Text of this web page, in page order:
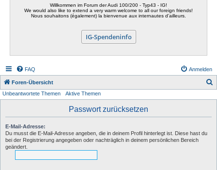
Willkommen im Forum der Audi 100/200 - Typ43 - IG!
We would also like to extend a very warm welcome to all our foreign friends!
Nous souhaitons (également) la bienvenue aux internautes d'ailleurs.
IG-Spendeninfo
FAQ Anmelden
Foren-Übersicht
Unbeantwortete Themen Aktive Themen
Passwort zurücksetzen
E-Mail-Adresse:
Du musst die E-Mail-Adresse angeben, die in deinem Profil hinterlegt ist. Diese hast du
bei der Registrierung angegeben oder nachträglich in deinem persönlichen Bereich
geändert.